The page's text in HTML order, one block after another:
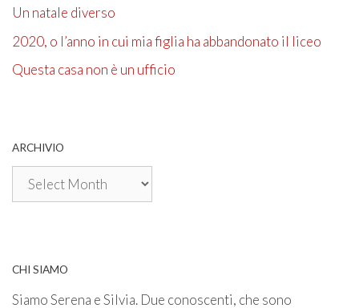
Un natale diverso
2020, o l’anno in cui mia figlia ha abbandonato il liceo
Questa casa non è un ufficio
ARCHIVIO
Archivio
CHI SIAMO
Siamo Serena e Silvia. Due conoscenti, che sono